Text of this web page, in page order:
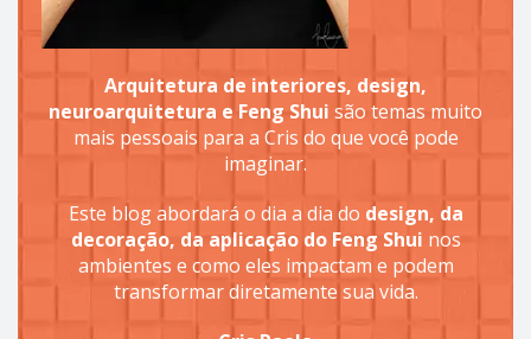
Arquitetura de interiores, design,
neuroarquitetura e Feng Shui são temas muito
mais pessoais para a Cris do que você pode
imaginar.
Este blog abordará o dia a dia do design, da
decoração, da aplicação do Feng Shui nos
ambientes e como eles impactam e podem
transformar diretamente sua vida.